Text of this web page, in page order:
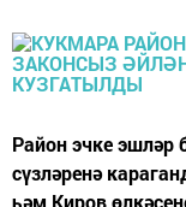
Район эчке эшләр
сүзләренә